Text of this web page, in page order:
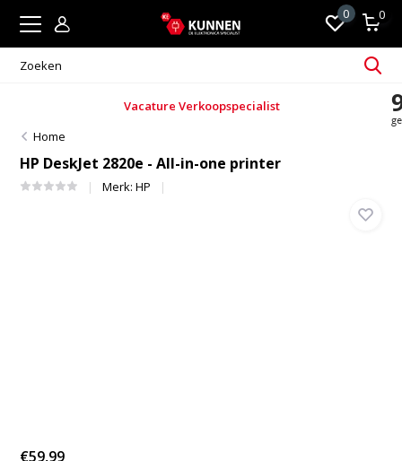
0 0
Vacature Verkoopspecialist
Home
HP DeskJet 2820e - All-in-one printer
Merk:HP
€59,99